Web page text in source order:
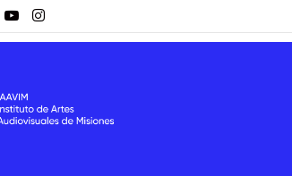
TwitterYouTube